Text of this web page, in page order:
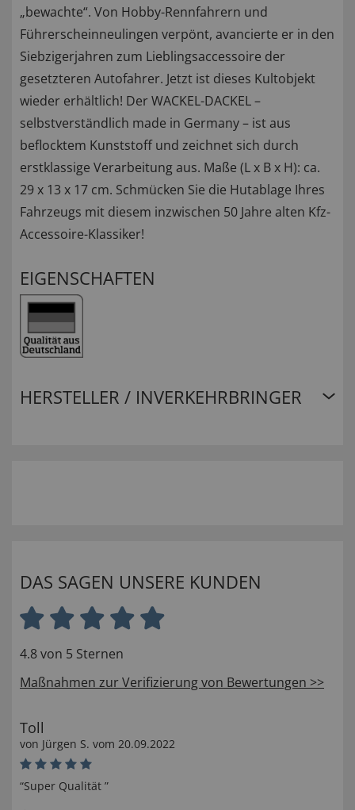
„bewachte“. Von Hobby-Rennfahrern und
Führerscheinneulingen verpönt, avancierte er in den
Siebzigerjahren zum Lieblingsaccessoire der
gesetzteren Autofahrer. Jetzt ist dieses Kultobjekt
wieder erhältlich! Der WACKEL-DACKEL –
selbstverständlich made in Germany – ist aus
beflocktem Kunststoff und zeichnet sich durch
erstklassige Verarbeitung aus. Maße (L x B x H): ca.
29 x 13 x 17 cm. Schmücken Sie die Hutablage Ihres
Fahrzeugs mit diesem inzwischen 50 Jahre alten Kfz-
Accessoire-Klassiker!
EIGENSCHAFTEN
HERSTELLER / INVERKEHRBRINGER
DAS SAGEN UNSERE KUNDEN
4.8 von 5 Sternen
Maßnahmen zur Verifizierung von Bewertungen >>
Toll
von Jürgen S. vom 20.09.2022
“Super Qualität ”